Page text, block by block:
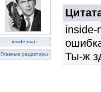
inside-man
Главные редакторы
inside-
Ты-ж